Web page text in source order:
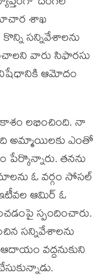
శాఖ
సన్నివేశాలను
వారు సిఫారసు
నిషేధానికి ఆమోదం
లభించింది. నా
అది అమ్మాయిలకు ఎంతో
తనను
ఓ వర్గం సోసల్
ఆమిర్ ఓ
స్పందించారు.
సన్నివేశాలను
వద్దనుకుని